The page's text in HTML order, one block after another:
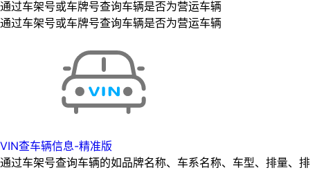
通过车架号或车牌号查询车辆是否为营运车辆
通过车架号或车牌号查询车辆是否为营运车辆
VIN查车辆信息-精准版
通过车架号查询车辆的如品牌名称、车系名称、车型、排量、排